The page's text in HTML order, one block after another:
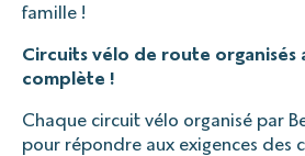
famille !
Circuits vélo de route organisés
complète !
Chaque circuit vélo organisé par
pour répondre aux exigences des